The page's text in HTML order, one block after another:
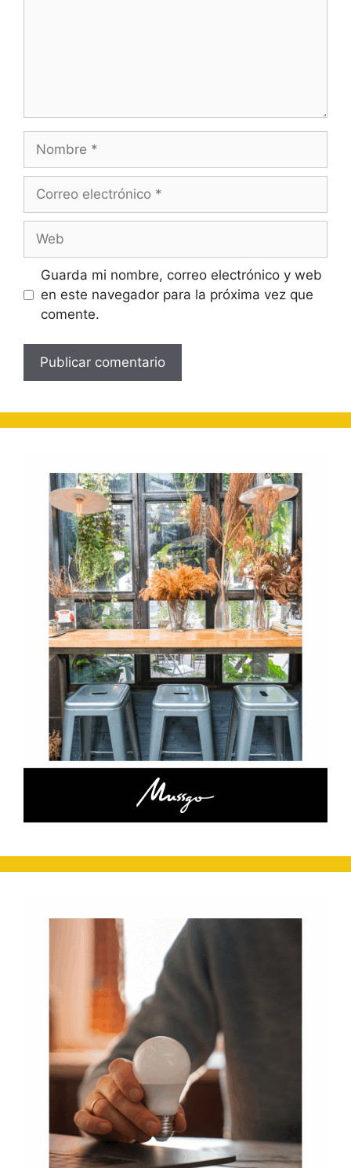
electrónico
Guarda mi nombre, correo electrónico y web
en este navegador para la próxima vez que
comente.